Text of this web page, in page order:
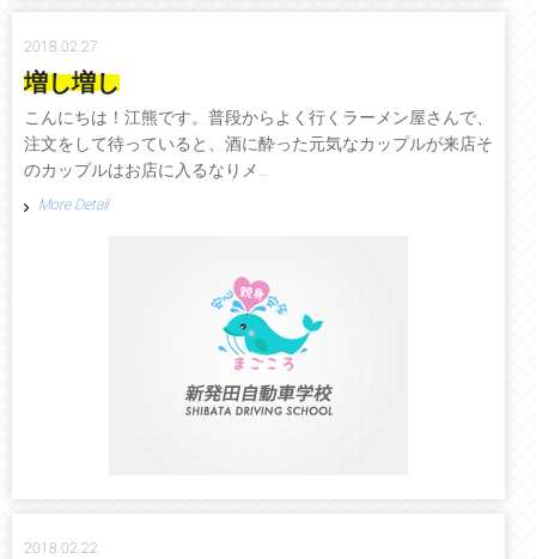
2018.02.27
増し増し
こんにちは！江熊です。普段からよく行くラーメン屋さんで、
注文をして待っていると、酒に酔った元気なカップルが来店そ
のカップルはお店に入るなりメ...
More Detail
2018.02.22